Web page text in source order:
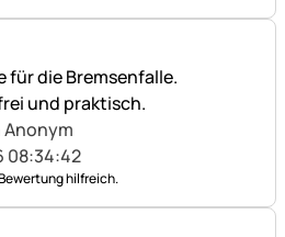
für die Bremsenfalle.
und praktisch.
Anonym
08:34:42
hilfreich.